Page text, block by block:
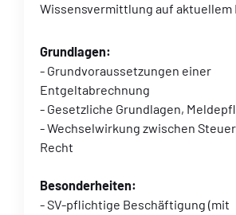
Wissensvermittlung auf aktuellem
Grundlagen:
- Grundvoraussetzungen einer
Entgeltabrechnung
- Gesetzliche Grundlagen,
- Wechselwirkung zwischen
Recht
Besonderheiten:
- SV-pflichtige Beschäftigung (mit